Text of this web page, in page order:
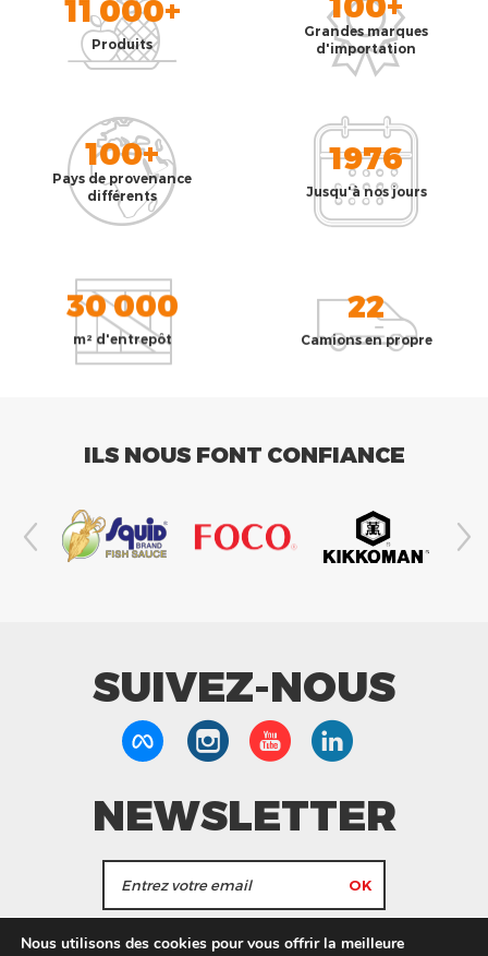
11 000+
Produits
Grandes marques
d'importation
100+
Pays de provenance
différents
1976
Jusqu'à nos jours
30 000
m² d'entrepôt
22
Camions en propre
ILS NOUS FONT CONFIANCE
SUIVEZ-NOUS
NEWSLETTER
J'accepte de recevoir les actualités et les
Nous utilisons des cookies pour vous offrir la meilleure